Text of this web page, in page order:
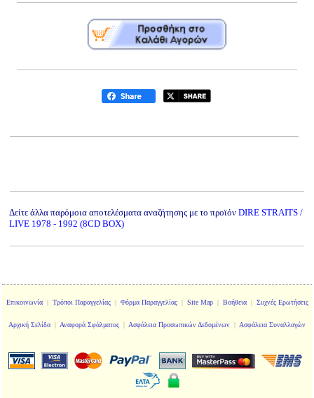
Δείτε άλλα παρόμοια αποτελέσματα αναζήτησης με το προϊόν DIRE STRAITS /
LIVE 1978 - 1992 (8CD BOX)
Επικοινωνία| Τρόποι Παραγγελίας| Φόρμα Παραγγελίας| Site Map| Βοήθεια| Συχνές Ερωτήσεις
Αρχική Σελίδα | Αναφορά Σφάλματος | Ασφάλεια Προσωπικών Δεδομένων | Ασφάλεια Συναλλαγών